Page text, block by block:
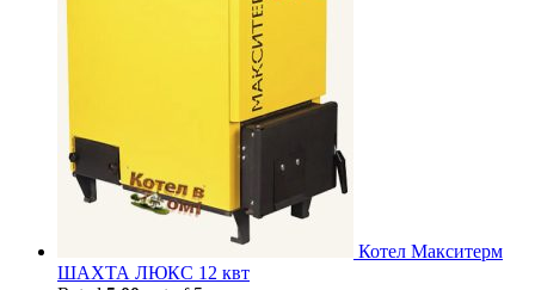
Котел Макситерм
ШАХТА ЛЮКС 12 квт